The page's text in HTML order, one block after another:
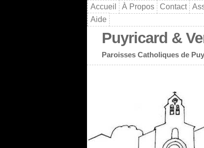
Accueil À Propos Contact
Aide
Puyricard &
Paroisses Catholiques de